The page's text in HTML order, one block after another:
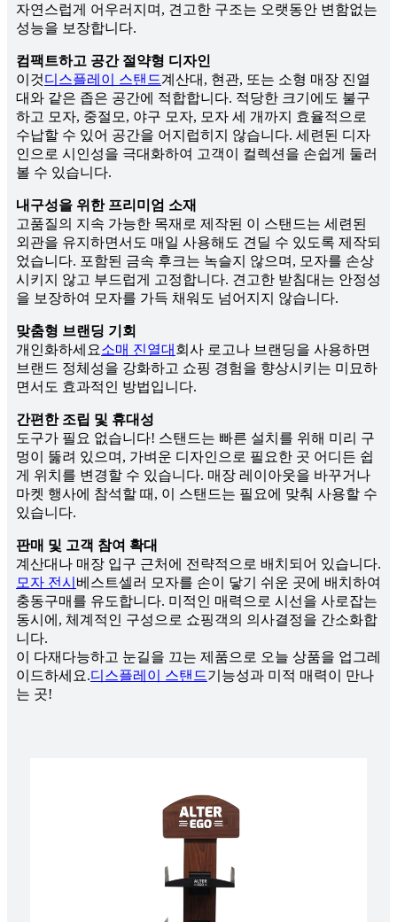
자연스럽게 어우러지며, 견고한 구조는 오랫동안 변함없는
성능을 보장합니다.
컴팩트하고 공간 절약형 디자인
이것디스플레이 스탠드계산대, 현관, 또는 소형 매장 진열
대와 같은 좁은 공간에 적합합니다. 적당한 크기에도 불구
하고 모자, 중절모, 야구 모자, 모자 세 개까지 효율적으로
수납할 수 있어 공간을 어지럽히지 않습니다. 세련된 디자
인으로 시인성을 극대화하여 고객이 컬렉션을 손쉽게 둘러
볼 수 있습니다.
내구성을 위한 프리미엄 소재
고품질의 지속 가능한 목재로 제작된 이 스탠드는 세련된
외관을 유지하면서도 매일 사용해도 견딜 수 있도록 제작되
었습니다. 포함된 금속 후크는 녹슬지 않으며, 모자를 손상
시키지 않고 부드럽게 고정합니다. 견고한 받침대는 안정성
을 보장하여 모자를 가득 채워도 넘어지지 않습니다.
맞춤형 브랜딩 기회
개인화하세요소매 진열대 회사 로고나 브랜딩을 사용하면
브랜드 정체성을 강화하고 쇼핑 경험을 향상시키는 미묘하
면서도 효과적인 방법입니다.
간편한 조립 및 휴대성
도구가 필요 없습니다! 스탠드는 빠른 설치를 위해 미리 구
멍이 뚫려 있으며, 가벼운 디자인으로 필요한 곳 ​​어디든 쉽
게 위치를 변경할 수 있습니다. 매장 레이아웃을 바꾸거나
마켓 행사에 참석할 때, 이 스탠드는 필요에 맞춰 사용할 수
있습니다.
판매 및 고객 참여 확대
계산대나 매장 입구 근처에 전략적으로 배치되어 있습니다.
모자 전시 베스트셀러 모자를 손이 닿기 쉬운 곳에 배치하여
충동구매를 유도합니다. 미적인 매력으로 시선을 사로잡는
동시에, 체계적인 구성으로 쇼핑객의 의사결정을 간소화합
니다.
이 다재다능하고 눈길을 끄는 제품으로 오늘 상품을 업그레
이드하세요.디스플레이 스탠드기능성과 미적 매력이 만나
는 곳!